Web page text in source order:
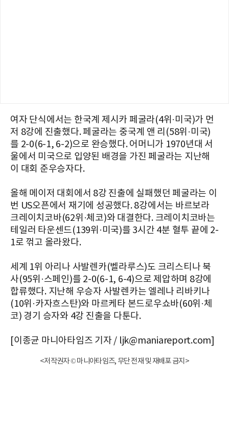
여자 단식에서는 한국계 제시카 페굴라(4위·미국)가 먼
저 8강에 진출했다. 페굴라는 중국계 앤 리(58위·미국)
를 2-0(6-1, 6-2)으로 완승했다. 어머니가 1970년대 서
울에서 미국으로 입양된 배경을 가진 페굴라는 지난해
이 대회 준우승자다.
올해 메이저 대회에서 8강 진출에 실패했던 페굴라는 이
번 US오픈에서 재기에 성공했다. 8강에서는 바르보라
크레이치코바(62위·체코)와 대결한다. 크레이치코바는
테일러 타운센드(139위·미국)를 3시간 4분 혈투 끝에 2-
1로 꺾고 올라왔다.
세계 1위 아리나 사발렌카(벨라루스)도 크리스티나 북
사(95위·스페인)를 2-0(6-1, 6-4)으로 제압하며 8강에
합류했다. 지난해 우승자 사발렌카는 엘레나 리바키나
(10위·카자흐스탄)와 마르케타 본드로우쇼바(60위·체
코) 경기 승자와 4강 진출을 다툰다.
[이종균 마니아타임즈 기자 / ljk@maniareport.com]
<저작권자 © 마니아타임즈, 무단 전재 및 재배포 금지>